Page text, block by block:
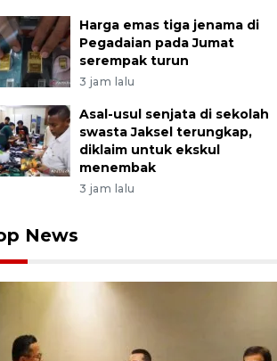
Harga emas tiga jenama di
Pegadaian pada Jumat
serempak turun
3 jam lalu
Asal-usul senjata di sekolah
swasta Jaksel terungkap,
diklaim untuk ekskul
menembak
3 jam lalu
News